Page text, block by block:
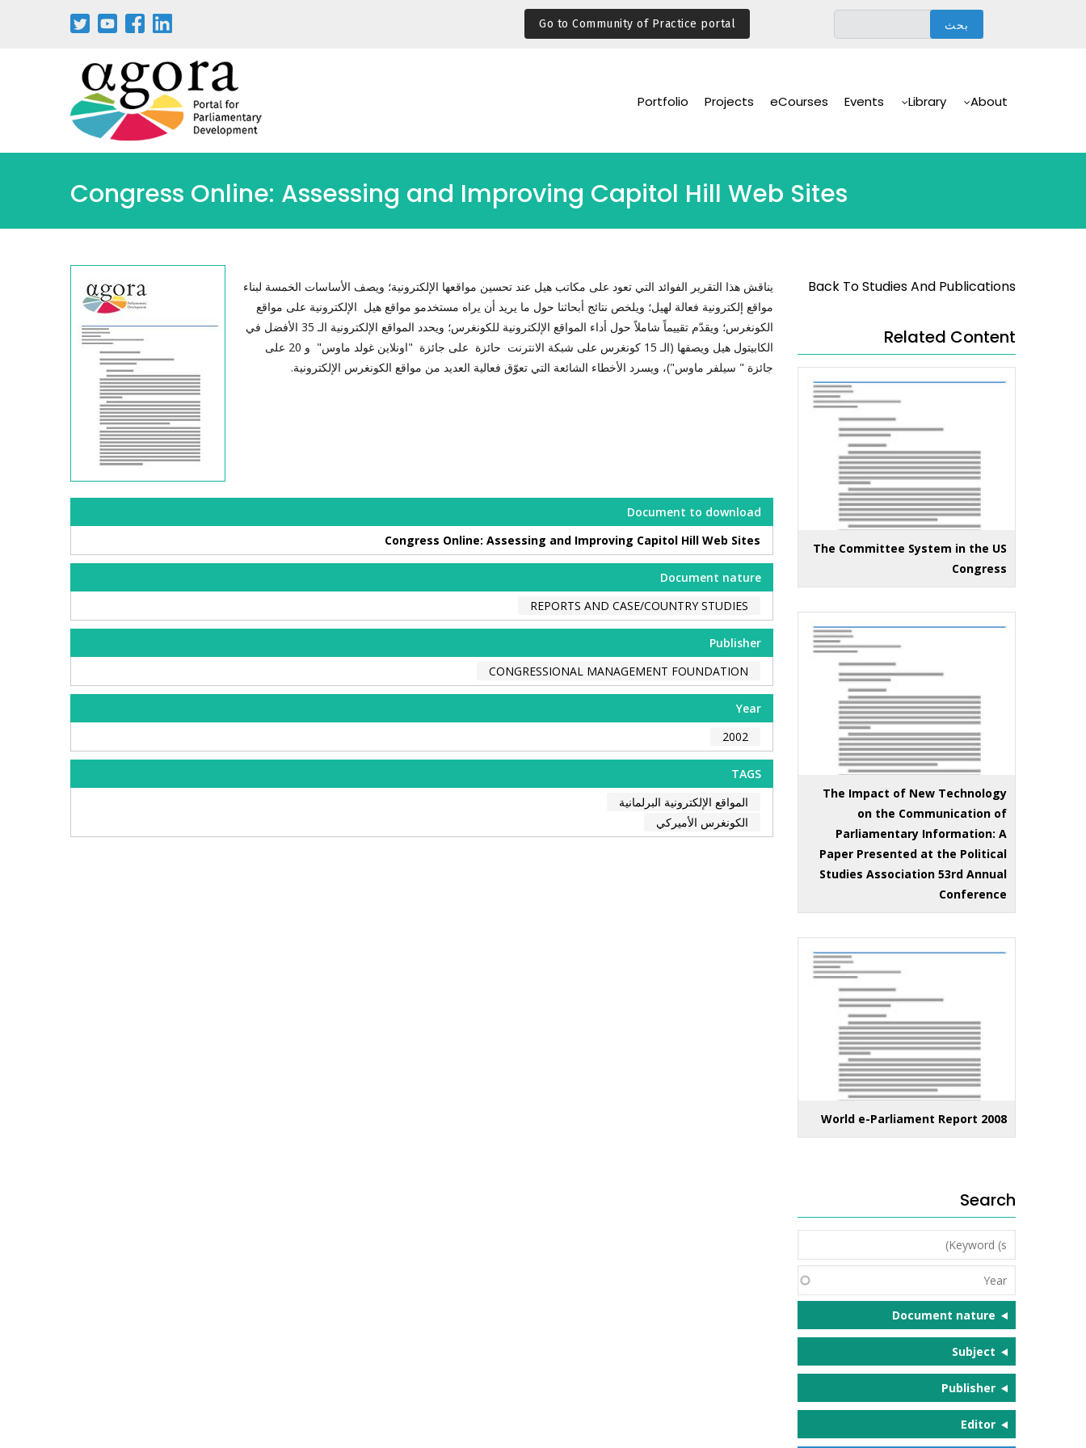
Go to Community of Practice portal
Navigation
About
Library
Events
eCourses
Projects
Portfolio
Congress Online: Assessing and Improving Capitol Hill Web Sites
يناقش هذا التقرير الفوائد التي تعود على مكاتب هيل عند تحسين مواقعها الإلكترونية؛ ويصف الأساسات الخمسة لبناء
مواقع إلكترونية فعالة لهيل؛ ويلخص نتائج أبحاثنا حول ما يريد أن يراه مستخدمو مواقع هيل الإلكترونية على مواقع
الكونغرس؛ ويقدّم تقييماً شاملاً حول أداء المواقع الإلكترونية للكونغرس؛ ويحدد المواقع الإلكترونية الـ 35 الأفضل في
الكابيتول هيل ويصفها (الـ 15 كونغرس على شبكة الانترنت حائزة على جائزة "اونلاين غولد ماوس" و 20 على
جائزة " سيلفر ماوس")، ويسرد الأخطاء الشائعة التي تعوّق فعالية العديد من مواقع الكونغرس الإلكترونية.
Document to download
Congress Online: Assessing and Improving Capitol Hill Web Sites
Document nature
REPORTS AND CASE/COUNTRY STUDIES
Publisher
CONGRESSIONAL MANAGEMENT FOUNDATION
Year
2002
TAGS
المواقع الإلكترونية البرلمانية
الكونغرس الأميركي
Back To Studies And Publications
Related Content
The Committee System in the US
Congress
The Impact of New Technology
on the Communication of
Parliamentary Information: A
Paper Presented at the Political
Studies Association 53rd Annual
Conference
World e-Parliament Report 2008
Search
Keyword
(s)
Year
Document nature
Subject
Publisher
Editor